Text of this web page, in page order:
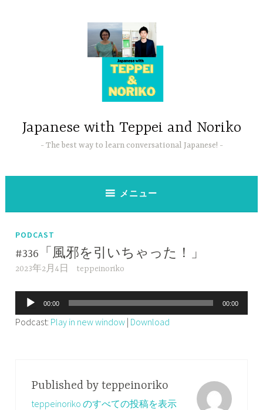
Japanese with Teppei and Noriko
The best way to learn conversational Japanese!
メニュー
PODCAST
#336「風邪を引いちゃった！」
2023年2月4日 teppeinoriko
声
プ
00:00 00:00
Podcast: Play in new window | Download
Published by teppeinoriko
teppeinoriko のすべての投稿を表示